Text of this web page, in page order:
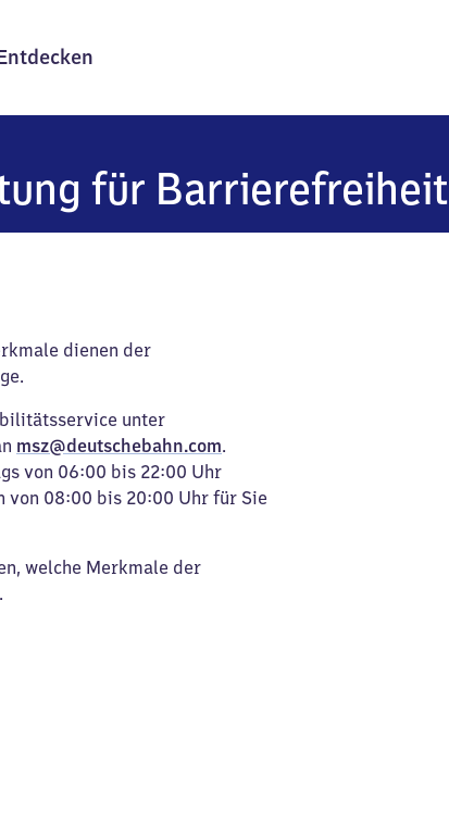
für Barrierefreiheit
dienen der
unter
msz@deutschebahn.com.
von 06:00 bis 22:00 Uhr
von 08:00 bis 20:00 Uhr für Sie
welche Merkmale der